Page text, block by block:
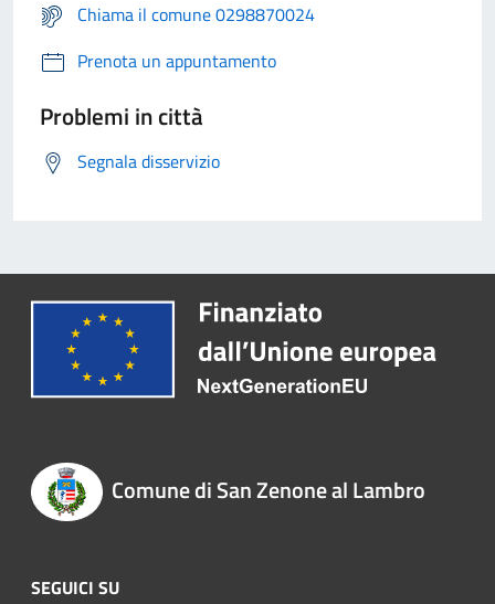
Chiama il comune 0298870024
Prenota un appuntamento
Problemi in città
Segnala disservizio
Comune di San Zenone al Lambro
SEGUICI SU